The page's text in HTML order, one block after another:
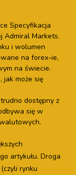
Specyfikacja
Admiral Markets.
i wolumen
na forex-ie,
na świecie.
jak może się
dostępny z
się w
artykułu. Droga
rynku